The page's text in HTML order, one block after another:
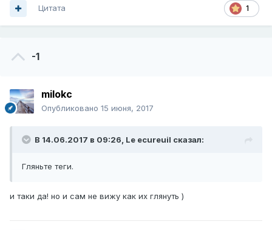
1
Цитата
-1
milokc
Опубликовано 15 июня, 2017
В 14.06.2017 в 09:26, Le ecureuil сказал:
Гляньте теги.
и таки да! но и сам не вижу как их глянуть )